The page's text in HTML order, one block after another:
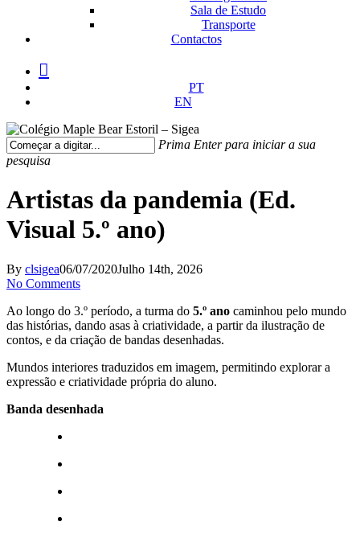
Sala de Estudo
Transporte
Contactos
facebook
instagram
medium
PT
EN
Prima Enter para iniciar a sua
pesquisa
Pesquisa
Artistas da pandemia (Ed.
Visual 5.º ano)
By clsigea06/07/2020Julho 14th, 2026
No Comments
Ao longo do 3.º período, a turma do 5.º ano caminhou pelo mundo
das histórias, dando asas à criatividade, a partir da ilustração de
contos, e da criação de bandas desenhadas.
Mundos interiores traduzidos em imagem, permitindo explorar a
expressão e criatividade própria do aluno.
Banda desenhada